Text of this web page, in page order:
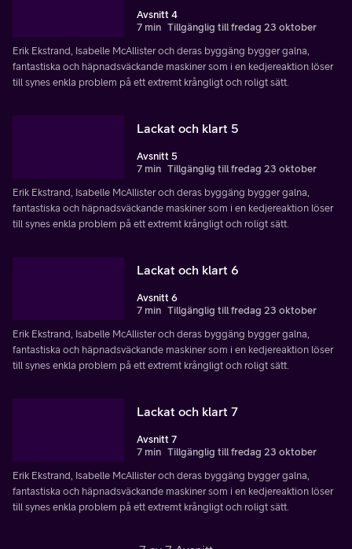
Avsnitt 4
7 min Tillgänglig till fredag 23 oktober
Erik Ekstrand, Isabelle McAllister och deras byggäng bygger galna,
fantastiska och häpnadsväckande maskiner som i en kedjereaktion löser
till synes enkla problem på ett extremt krångligt och roligt sätt.
Lackat och klart 5
Avsnitt 5
7 min Tillgänglig till fredag 23 oktober
Erik Ekstrand, Isabelle McAllister och deras byggäng bygger galna,
fantastiska och häpnadsväckande maskiner som i en kedjereaktion löser
till synes enkla problem på ett extremt krångligt och roligt sätt.
Lackat och klart 6
Avsnitt 6
7 min Tillgänglig till fredag 23 oktober
Erik Ekstrand, Isabelle McAllister och deras byggäng bygger galna,
fantastiska och häpnadsväckande maskiner som i en kedjereaktion löser
till synes enkla problem på ett extremt krångligt och roligt sätt.
Lackat och klart 7
Avsnitt 7
7 min Tillgänglig till fredag 23 oktober
Erik Ekstrand, Isabelle McAllister och deras byggäng bygger galna,
fantastiska och häpnadsväckande maskiner som i en kedjereaktion löser
till synes enkla problem på ett extremt krångligt och roligt sätt.